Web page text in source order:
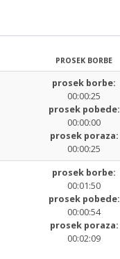
PROSEK BORBE
prosek borbe:
00:00:25
prosek pobede:
00:00:00
prosek poraza:
00:00:25
prosek borbe:
00:01:50
prosek pobede:
00:00:54
prosek poraza:
00:02:09